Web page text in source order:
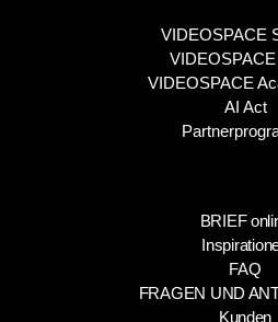
VIDEOSPACE
VIDEOSPACE
AI Act
BRIEF
FAQ
FRAGEN UND
Kunden